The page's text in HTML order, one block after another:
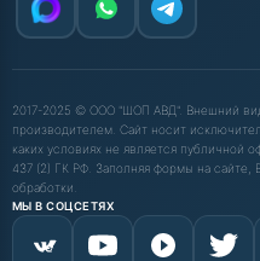
2017-2025 © ООО "ШОП АВД". Внешний
производителем. Сайт носит
каких условиях не является публичной
437 (2) ГК РФ. Заполняя формы на
обработки.
МЫ В СОЦСЕТЯХ